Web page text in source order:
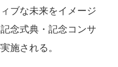
ブな未来をイメージ
念式典・記念コンサ
施される。